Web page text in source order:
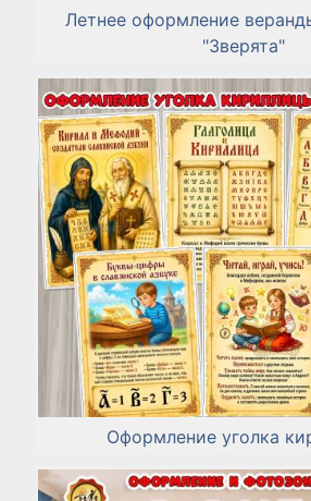
Летнее оформление
"Зверята"
Оформление уголка